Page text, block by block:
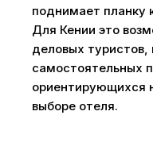
поднимает планку
Для Кении это
деловых туристов,
самостоятельных
ориентирующихся
выборе отеля.